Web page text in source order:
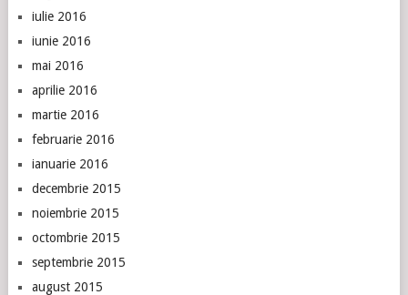
iulie 2016
iunie 2016
mai 2016
aprilie 2016
martie 2016
februarie 2016
ianuarie 2016
decembrie 2015
noiembrie 2015
octombrie 2015
septembrie 2015
august 2015